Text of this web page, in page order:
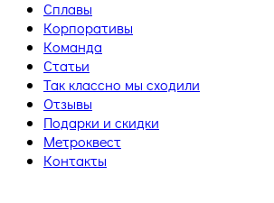
Сплавы
Корпоративы
Команда
Статьи
Так классно мы сходили
Отзывы
Подарки и скидки
Метроквест
Контакты